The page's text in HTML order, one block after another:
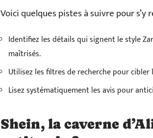
Voici quelques pistes à suivre pour s’y
Identifiez les détails qui signent le style
maîtrisés.
Utilisez les filtres de recherche pour
Lisez systématiquement les avis pour
Shein, la caverne